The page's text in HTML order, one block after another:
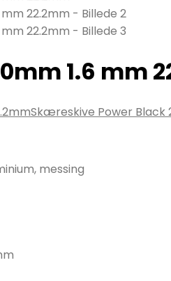
1.6 mm
Skæreskive Power Black
messing